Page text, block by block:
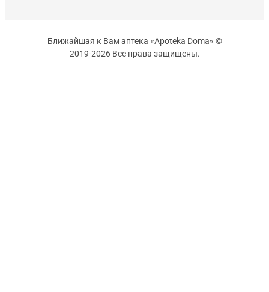
Ближайшая к Вам аптека «Apoteka Doma» ©
2019-2026 Все права защищены.